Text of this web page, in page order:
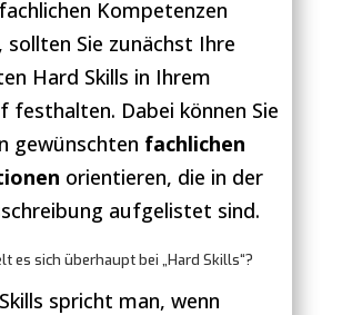
Kompetenzen
Sie zunächst Ihre
Hard Skills in Ihrem
festhalten. Dabei können Sie
gewünschten fachlichen
orientieren, die in der
aufgelistet sind.
es sich überhaupt bei „Hard Skills“?
spricht man, wenn